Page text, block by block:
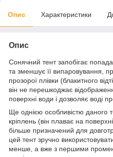
Опис Характеристики
Опис
Сонячний тент запобігає
та зменшує її випаровування,
прозорої плівки (блакитного
він не перешкоджає
поверхні води і дозволяє воді
Ще однією особливістю даного
кріплень (він плаває на
більше призначений для
цей тент зручно
менше, а вже з першими